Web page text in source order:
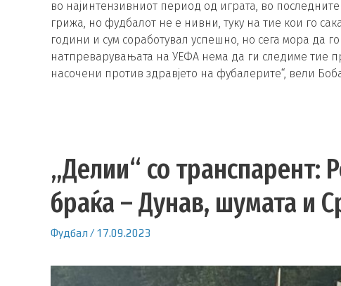
во најинтензивниот период од играта, во
грижа, но фудбалот не е нивни, туку на тие кои го
години и сум соработувал успешно, но сега мора да
натпреварувањата на УЕФА нема да ги следиме тие
насочени против здравјето на фубалерите“, вели
„Делии“ со транспарент:
браќа – Дунав, шумата и
Фудбал / 17.09.2023